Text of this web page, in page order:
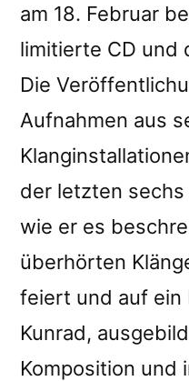
am 18. Februar
limitierte CD und
Die
Aufnahmen aus
der letzten sechs
wie er es
überhörten
feiert und auf ein
Kunrad,
Komposition und